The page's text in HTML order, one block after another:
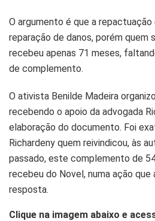
O argumento é que a
reparação de danos, porém quem
recebeu apenas 71 meses,
de complemento.
O ativista Benilde Madeira
recebendo o apoio da advogada
elaboração do documento. Foi
Richardeny quem reivindicou, às
passado, este complemento de
recebeu do Novel, numa ação que
resposta.
Clique na imagem abaixo e